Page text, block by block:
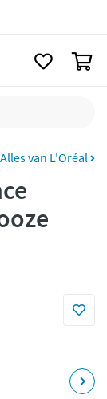
Alles van L'Oréal